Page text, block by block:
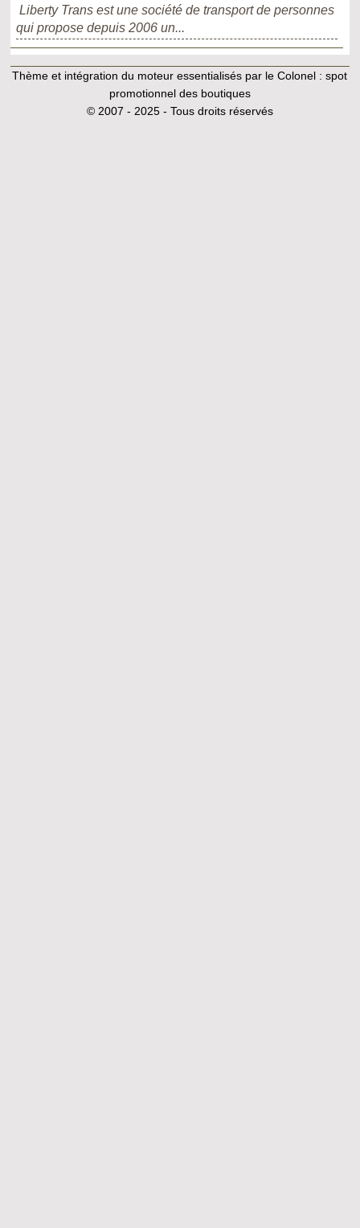
Liberty Trans est une société de transport de personnes
qui propose depuis 2006 un...
Thème et intégration du moteur essentialisés par le Colonel :spot
promotionnel des boutiques
© 2007 - 2025 - Tous droits réservés